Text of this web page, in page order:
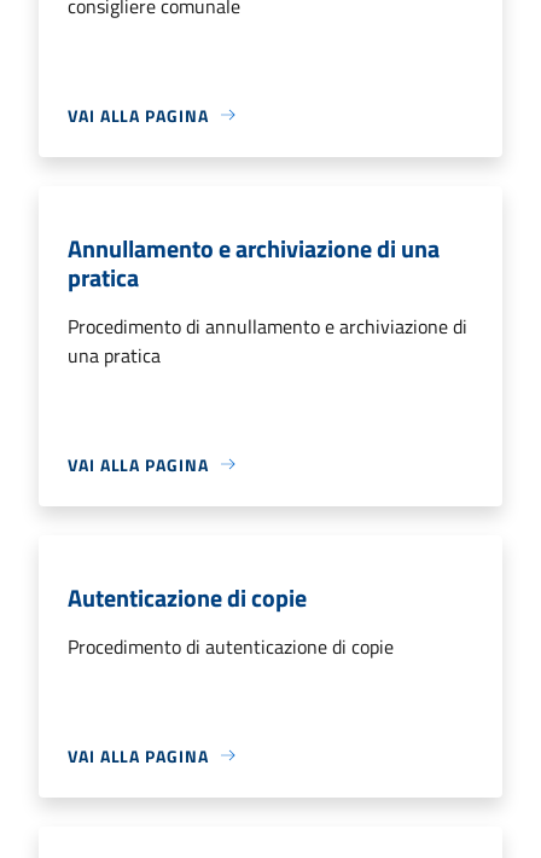
VAI ALLA PAGINA
Annullamento e archiviazione di una
pratica
Procedimento di annullamento e archiviazione di
una pratica
VAI ALLA PAGINA
Autenticazione di copie
Procedimento di autenticazione di copie
VAI ALLA PAGINA